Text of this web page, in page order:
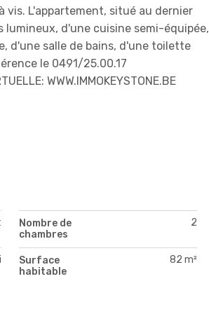
vis. L'appartement, situé au dernier
lumineux, d'une cuisine semi-équipée,
d'une salle de bains, d'une toilette
le 0491/25.00.17
WWW.IMMOKEYSTONE.BE
Nombre de
chambres
2
Surface
habitable
82 m²